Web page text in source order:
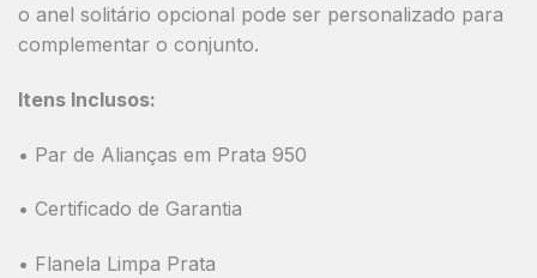
o anel solitário opcional pode ser personalizado para
complementar o conjunto.
Itens Inclusos:
• Par de Alianças em Prata 950
• Certificado de Garantia
• Flanela Limpa Prata